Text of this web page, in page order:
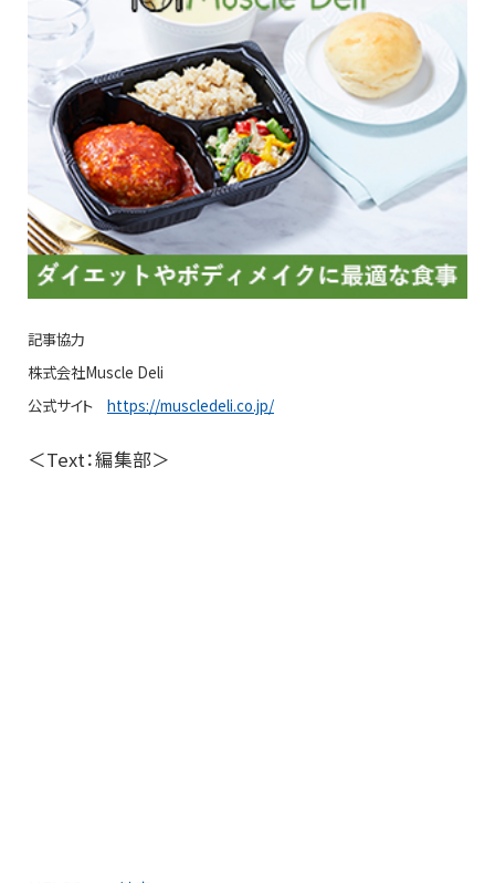
記事協力
株式会社Muscle Deli
公式サイト https://muscledeli.co.jp/
＜Text：編集部＞